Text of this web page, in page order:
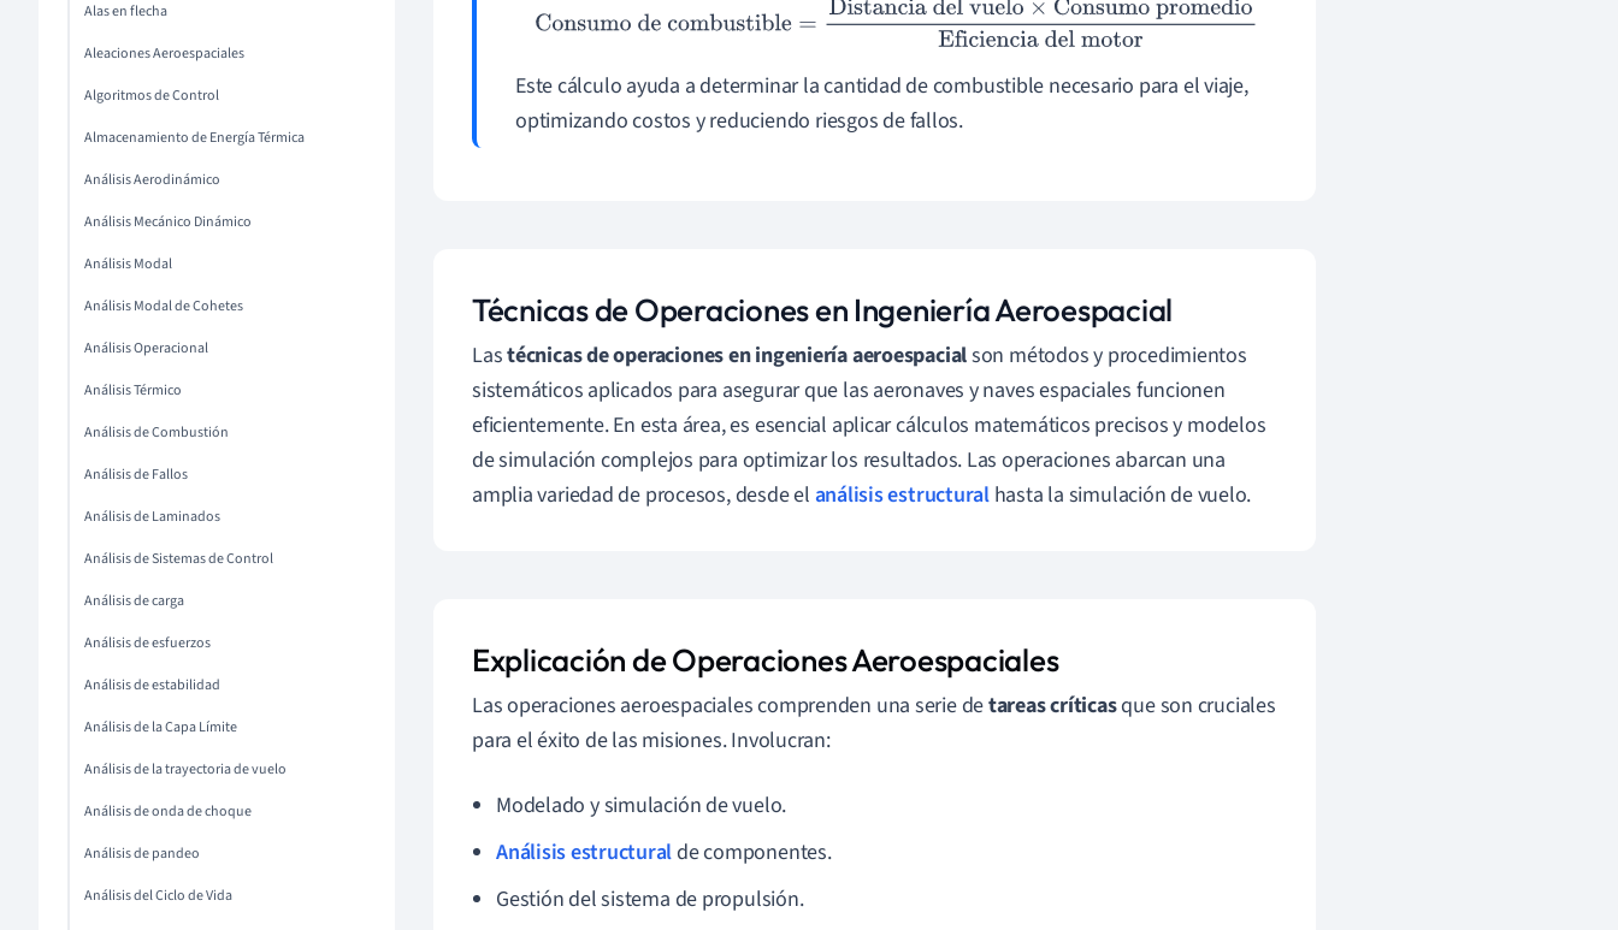
Alas en flecha
Aleaciones Aeroespaciales
Algoritmos de Control
Almacenamiento de Energía Térmica
Análisis Aerodinámico
Análisis Mecánico Dinámico
Análisis Modal
Análisis Modal de Cohetes
Análisis Operacional
Análisis Térmico
Análisis de Combustión
Análisis de Fallos
Análisis de Laminados
Análisis de Sistemas de Control
Análisis de carga
Análisis de esfuerzos
Análisis de estabilidad
Análisis de la Capa Límite
Análisis de la trayectoria de vuelo
Análisis de onda de choque
Análisis de pandeo
Análisis del Ciclo de Vida
Consumo de combustible=Distancia del vuelo×Consumo promedioEficiencia del
Este cálculo ayuda a determinar la cantidad de combustible necesario para el viaje,
optimizando costos y reduciendo riesgos de fallos.
Técnicas de Operaciones en Ingeniería Aeroespacial
Lastécnicas de operaciones en ingeniería aeroespacialson métodos y procedimientos
sistemáticos aplicados para asegurar que las aeronaves y naves espaciales funcionen
eficientemente. En esta área, es esencial aplicar cálculos matemáticos precisos y modelos
de simulación complejos para optimizar los resultados. Las operaciones abarcan una
amplia variedad de procesos, desde el análisis estructuralhasta la simulación de vuelo.
Explicación de Operaciones Aeroespaciales
Las operaciones aeroespaciales comprenden una serie detareas críticasque son cruciales
para el éxito de las misiones. Involucran:
Modelado y simulación de vuelo.
Análisis estructuralde componentes.
Gestión del sistema de propulsión.